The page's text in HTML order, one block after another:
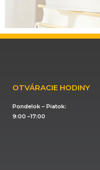
OTVÁRACIE HODINY
Pondelok – Piatok:
9:00 –17:00